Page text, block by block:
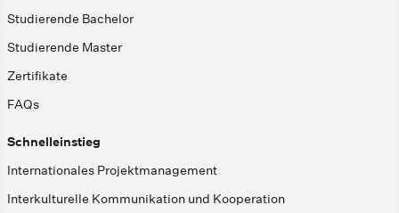
Studierende Bachelor
Studierende Master
Zertifikate
FAQs
Schnelleinstieg
Internationales Projektmanagement
Interkulturelle Kommunikation und Kooperation